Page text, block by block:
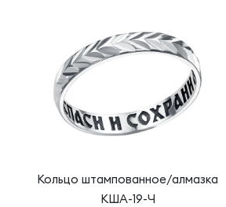
Кольцо штампованное/алмазка
КША-19-Ч